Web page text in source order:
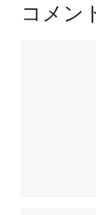
コメン